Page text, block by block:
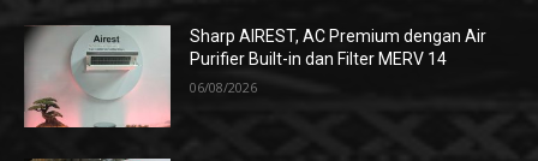
Sharp AIREST, AC Premium dengan Air
Purifier Built-in dan Filter MERV 14
06/08/2026